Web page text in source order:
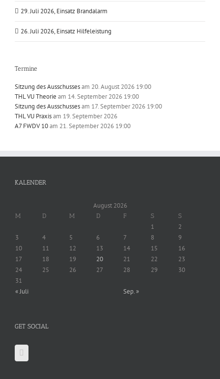
29. Juli 2026, Einsatz Brandalarm
26. Juli 2026, Einsatz Hilfeleistung
Termine
Sitzung des Ausschussesam 20. August 2026 19:00
THL VU Theorie am 14. September 2026 19:00
Sitzung des Ausschussesam 17. September 2026 19:00
THL VU Praxisam 19. September 2026
A7 FWDV 10am 21. September 2026 19:00
KALENDER
August 2026
M D M D F S S
1
2
3
4 5 6 7 8
9
10
11 12 13 14 15
16
17
18 19 20 21 22
23
24
25 26 27 28 29
30
31
« Juli
Sep. »
GET SOCIAL